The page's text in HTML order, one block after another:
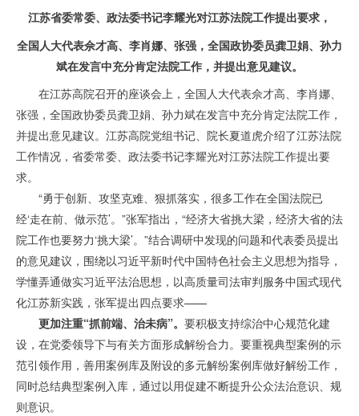
江苏省委常委、政法委书记李耀光对江苏法院工作提出要求，
全国人大代表佘才高、李肖娜、张强，全国政协委员龚卫娟、孙力
斌在发言中充分肯定法院工作，并提出意见建议。
在江苏高院召开的座谈会上，全国人大代表佘才高、李肖娜、
张强，全国政协委员龚卫娟、孙力斌在发言中充分肯定法院工作，
并提出意见建议。江苏高院党组书记、院长夏道虎介绍了江苏法院
工作情况，省委常委、政法委书记李耀光对江苏法院工作提出要
求。
“勇于创新、攻坚克难、狠抓落实，很多工作在全国法院已
经‘走在前、做示范’。”张军指出，“经济大省挑大梁，经济大省的法
院工作也要努力‘挑大梁’。”结合调研中发现的问题和代表委员提出
的意见建议，围绕以习近平新时代中国特色社会主义思想为指导，
学懂弄通做实习近平法治思想，以高质量司法审判服务中国式现代
化江苏新实践，张军提出四点要求——
更加注重“抓前端、治未病”。 要积极支持综治中心规范化建
设，在党委领导下与有关方面形成解纷合力。要重视典型案例的示
范引领作用，善用案例库及附设的多元解纷案例库做好解纷工作，
同时总结典型案例入库，通过以用促建不断提升公众法治意识、规
则意识。